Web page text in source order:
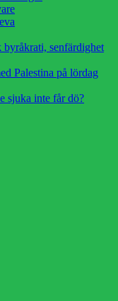
byråkrati, senfärdighet
Palestina på lördag
sjuka inte får dö?